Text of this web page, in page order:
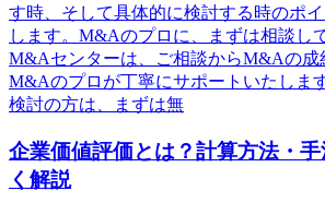
す時、そして具体的に検討する時のポ
します。M&Aのプロに、まずは相談し
M&Aセンターは、ご相談からM&Aの成
M&Aのプロが丁寧にサポートいたしま
検討の方は、まずは無
企業価値評価とは？計算方法・
く解説